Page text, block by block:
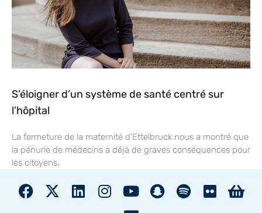
S’éloigner d’un système de santé centré sur
l’hôpital
La fermeture de la maternité d’Ettelbruck nous a montré que
la pénurie de médecins a déjà de graves conséquences pour
les citoyens.